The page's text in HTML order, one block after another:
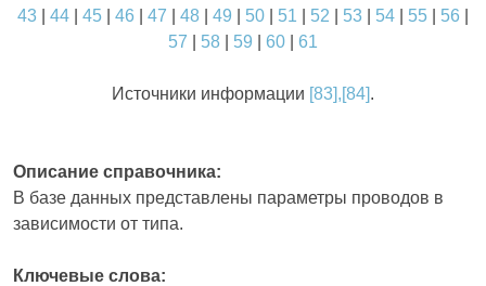
43 44 45 46 47 48 49 50 51 52 53 54 55 56
57
58 59 60 61
Источники информации [83],[84].
Описание справочника:
В базе данных представлены параметры проводов в
зависимости от типа.
Ключевые слова: